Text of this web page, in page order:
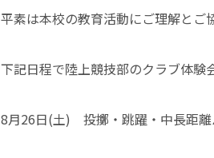
平素は本校の教育活動にご理解とご
下記日程で陸上競技部のクラブ体験
8月26日(土) 投擲・跳躍・中長距離